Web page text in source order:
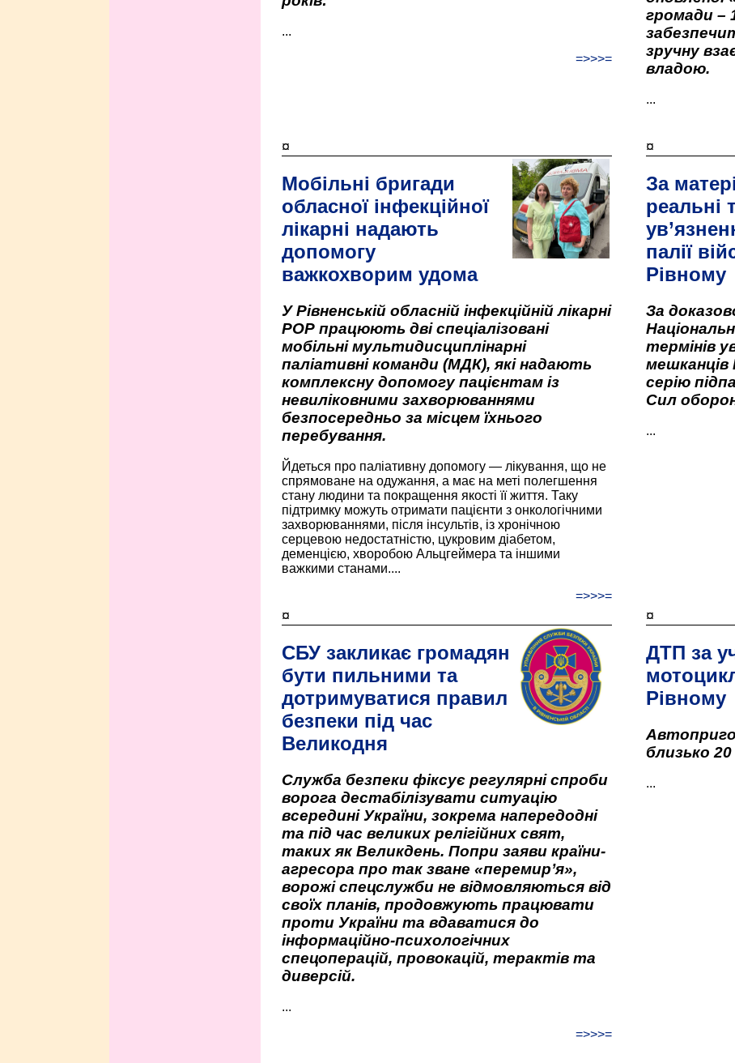
...
=>>>=
громади –
зручну
владою.
...
¤
Мобільні бригади
обласної інфекційної
лікарні надають
допомогу
важкохворим удома
У Рівненській обласній інфекційній лікарні
РОР працюють дві спеціалізовані
мобільні мультидисциплінарні
паліативні команди (МДК), які надають
комплексну допомогу пацієнтам із
невиліковними захворюваннями
безпосередньо за місцем їхнього
перебування.
Йдеться про паліативну допомогу — лікування, що не
спрямоване на одужання, а має на меті полегшення
стану людини та покращення якості її життя. Таку
підтримку можуть отримати пацієнти з онкологічними
захворюваннями, після інсультів, із хронічною
серцевою недостатністю, цукровим діабетом,
деменцією, хворобою Альцгеймера та іншими
важкими станами....
=>>>=
¤
За
реальні
палії
Рівному
За
термінів
мешканців
серію
Сил
...
¤
СБУ закликає громадян
бути пильними та
дотримуватися правил
безпеки під час
Великодня
Служба безпеки фіксує регулярні спроби
ворога дестабілізувати ситуацію
всередині України, зокрема напередодні
та під час великих релігійних свят,
таких як Великдень. Попри заяви країни-
агресора про так зване «перемир’я»,
ворожі спецслужби не відмовляються від
своїх планів, продовжують працювати
проти України та вдаватися до
інформаційно-психологічних
спецоперацій, провокацій, терактів та
диверсій.
...
=>>>=
¤
ДТП за
Рівному
близько
...